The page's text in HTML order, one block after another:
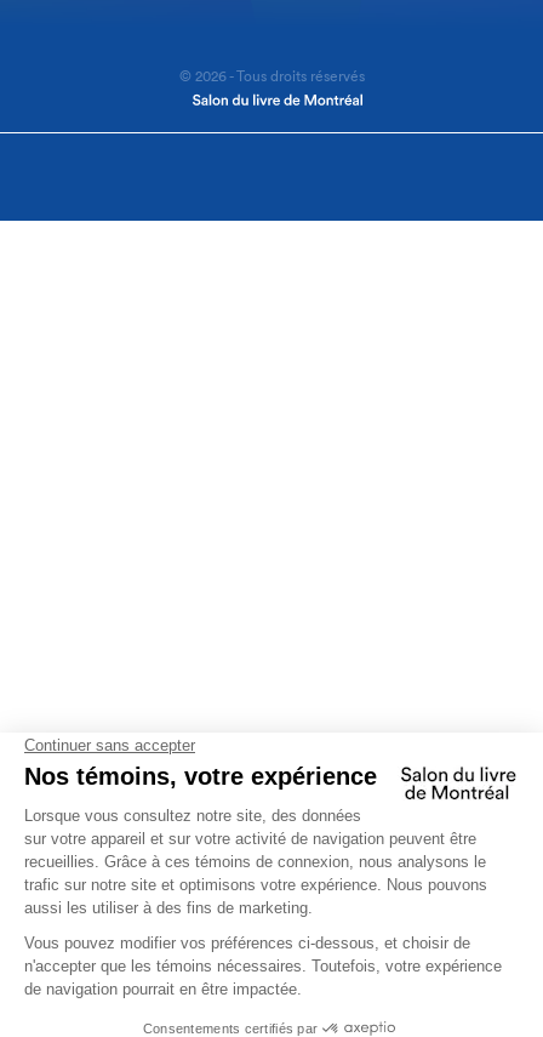
© 2026 - Tous droits réservés